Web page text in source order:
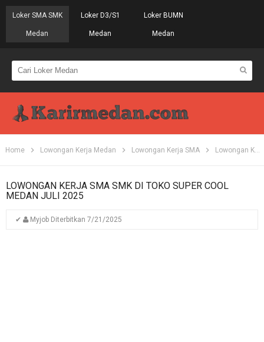
Loker SMA SMK
Medan
Loker D3/S1
Medan
Loker BUMN
Medan
Home Lowongan Kerja Medan Lowongan Kerja SMA Lowongan Kerja SMK
LOWONGAN KERJA SMA SMK DI TOKO SUPER COOL
MEDAN JULI 2025
✔ Myjob Diterbitkan 7/21/2025